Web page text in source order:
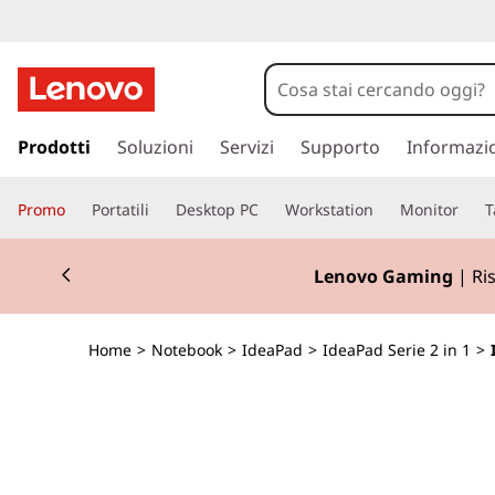
d
e
a
P
d
a
a
a
n
Prodotti Soluzioni Servizi Supporto
Promo Portatili Desktop PC Workstation Monitor
Lenovo
Home > Notebook > IdeaPad > IdeaPad Serie 2 in 1 >